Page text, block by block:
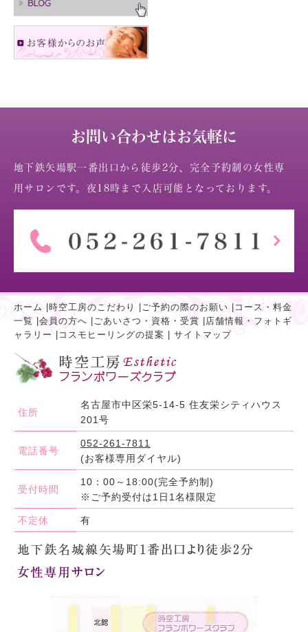
お問い合わせはお気軽に
地下鉄矢場駅一番出口から徒歩2分、完全予約制の女性専
用サロンです。夜18時まで入店可能となっております。
ホーム 時空工房のこだわり ご予約の際のお願い
コース・料金
一覧
会員の方へ ごあいさつ・資格・受賞
店舗情報・フォトギ
ャラリー
コスモヒーリングの提案 サイトマップ
住所
名古屋市中区栄5-14-5 住友栄シティハウス
201号
電話番号
052-261-7811
(お客様専用ダイヤル)
受付時間
10：00～18:00(完全予約制)
※ご予約受付は1日1名様限定
不定休 有